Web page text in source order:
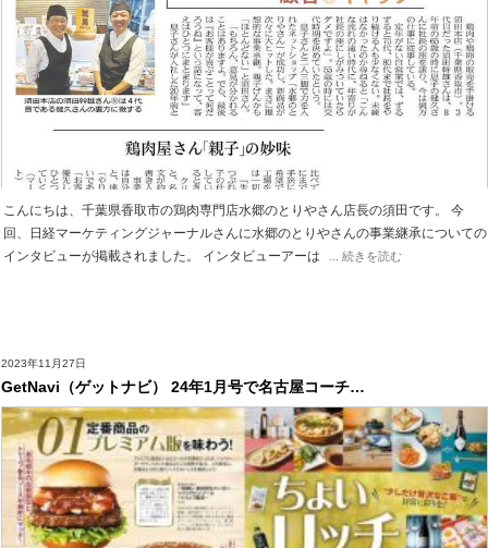
こんにちは、千葉県香取市の鶏肉専門店水郷のとりやさん店長の須田です。 今
回、日経マーケティングジャーナルさんに水郷のとりやさんの事業継承についての
インタビューが掲載されました。 インタビューアーは
... 続きを読む
2023年11月27日
GetNavi（ゲットナビ） 24年1月号で名古屋コーチ…